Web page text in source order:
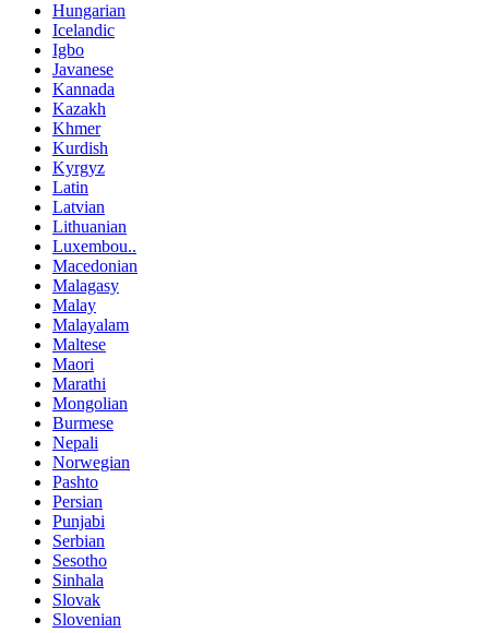
Hungarian
Icelandic
Igbo
Javanese
Kannada
Kazakh
Khmer
Kurdish
Kyrgyz
Latin
Latvian
Lithuanian
Luxembou..
Macedonian
Malagasy
Malay
Malayalam
Maltese
Maori
Marathi
Mongolian
Burmese
Nepali
Norwegian
Pashto
Persian
Punjabi
Serbian
Sesotho
Sinhala
Slovak
Slovenian